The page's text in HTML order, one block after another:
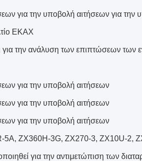
για την υποβολή αιτήσεων για την
ΕΚΑΧ
για την ανάλυση των επιπτώσεων των
για την υποβολή αιτήσεων
για την υποβολή αιτήσεων
για την υποβολή αιτήσεων
ZX360H-3G, ZX270-3, ZX10U-2,
για την αντιμετώπιση των